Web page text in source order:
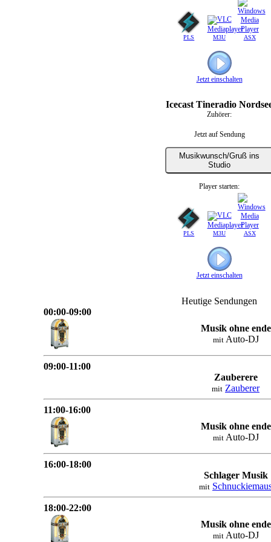
PLS M3U ASX
Jetzt einschalten
Icecast Tineradio
Zuhörer:
Jetzt auf Sendung
Musikwunsch/Gruß ins
Studio
Player starten:
PLS M3U ASX
Jetzt einschalten
Heutige Sendungen
00:00-09:00
Musik ohne ende
mitAuto-DJ
09:00-11:00
Zauberere
mit Zauberer
11:00-16:00
Musik ohne ende
mitAuto-DJ
16:00-18:00
Schlager Musik
mit
18:00-22:00
Musik ohne ende
mitAuto-DJ